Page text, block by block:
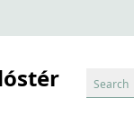
Search